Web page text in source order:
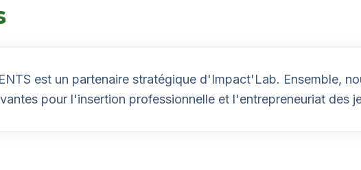
est un partenaire stratégique d'Impact'Lab. Ensemble,
pour l'insertion professionnelle et l'entrepreneuriat des